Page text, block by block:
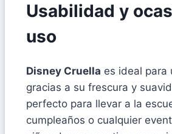
Usabilidad y
uso
Disney Cruella es ideal para
gracias a su frescura y
perfecto para llevar a la
cumpleaños o cualquier